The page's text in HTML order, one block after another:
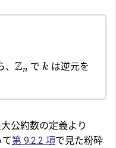
、Zn で k は逆元を
公約数の定義より
て第 9.2.2 項で見た粉砕